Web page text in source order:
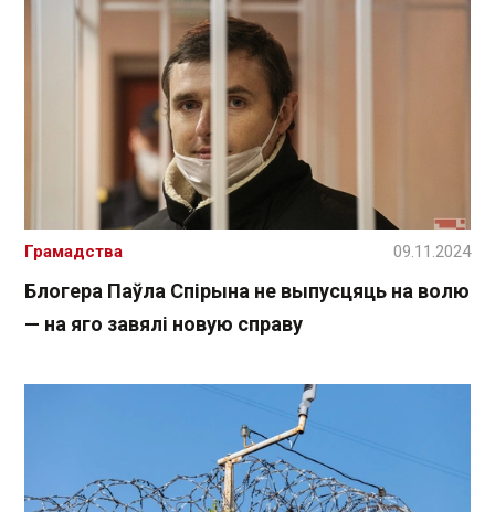
Блогера Паўла Спірына не выпусцяць на волю
— на яго завялі новую справу
Грамадства 09.11.2024